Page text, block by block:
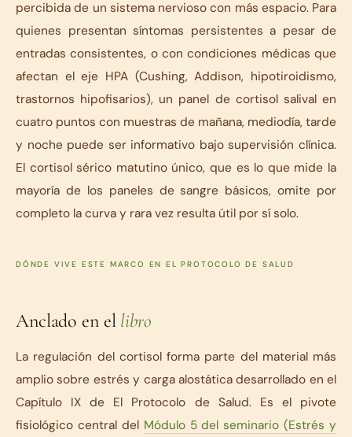
percibida de un sistema nervioso con más espacio. Para
quienes presentan síntomas persistentes a pesar de
entradas consistentes, o con condiciones médicas que
afectan el eje HPA (Cushing, Addison, hipotiroidismo,
trastornos hipofisarios), un panel de cortisol salival en
cuatro puntos con muestras de mañana, mediodía, tarde
y noche puede ser informativo bajo supervisión clínica.
El cortisol sérico matutino único, que es lo que mide la
mayoría de los paneles de sangre básicos, omite por
completo la curva y rara vez resulta útil por sí solo.
DÓNDE VIVE ESTE MARCO EN EL PROTOCOLO DE SALUD
Anclado en el libro
La regulación del cortisol forma parte del material más
amplio sobre estrés y carga alostática desarrollado en el
Capítulo IX de El Protocolo de Salud. Es el pivote
fisiológico central del Módulo 5 del seminario (Estrés y